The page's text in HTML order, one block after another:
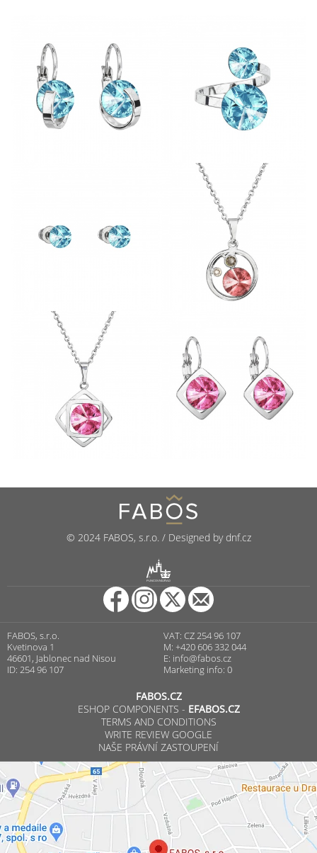
© 2024 FABOS, s.r.o. / Designed by dnf.cz
PUNCOVNÍ ÚŘAD
FABOS, s.r.o.
Kvetinova 1
46601, Jablonec nad Nisou
ID: 254 96 107
VAT: CZ 254 96 107
M: +420 606 332 044
E: info@fabos.cz
Marketing info: 0
FABOS.CZ
ESHOP COMPONENTS - EFABOS.CZ
TERMS AND CONDITIONS
WRITE REVIEW GOOGLE
NAŠE PRÁVNÍ ZASTOUPENÍ